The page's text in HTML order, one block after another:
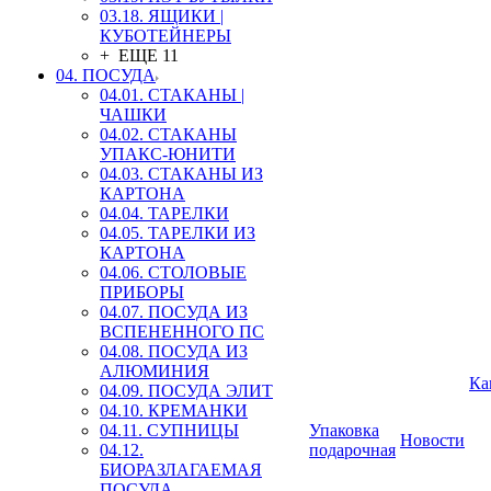
03.18. ЯЩИКИ |
КУБОТЕЙНЕРЫ
+ ЕЩЕ 11
04. ПОСУДА
04.01. СТАКАНЫ |
ЧАШКИ
04.02. СТАКАНЫ
УПАКС-ЮНИТИ
04.03. СТАКАНЫ ИЗ
КАРТОНА
04.04. ТАРЕЛКИ
04.05. ТАРЕЛКИ ИЗ
КАРТОНА
04.06. СТОЛОВЫЕ
ПРИБОРЫ
04.07. ПОСУДА ИЗ
ВСПЕНЕННОГО ПС
04.08. ПОСУДА ИЗ
АЛЮМИНИЯ
04.09. ПОСУДА ЭЛИТ
04.10. КРЕМАНКИ
04.11. СУПНИЦЫ
04.12.
БИОРАЗЛАГАЕМАЯ
Упаковка
подарочная
Новости